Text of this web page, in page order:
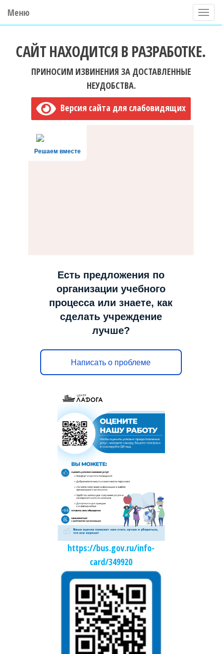
Меню
П
о
а
ГБУ ДО "Центр "Ладога"
САЙТ НАХОДИТСЯ В РАЗРАБОТКЕ.
ПРИНОСИМ ИЗВИНЕНИЯ ЗА ДОСТАВЛЕННЫЕ
НЕУДОБСТВА.
Версия сайта для слабовидящих
Решаем вместе
Есть предложения по
организации учебного
процесса или знаете, как
сделать учреждение
лучше?
Написать о проблеме
https://bus.gov.ru/info-
card/349920